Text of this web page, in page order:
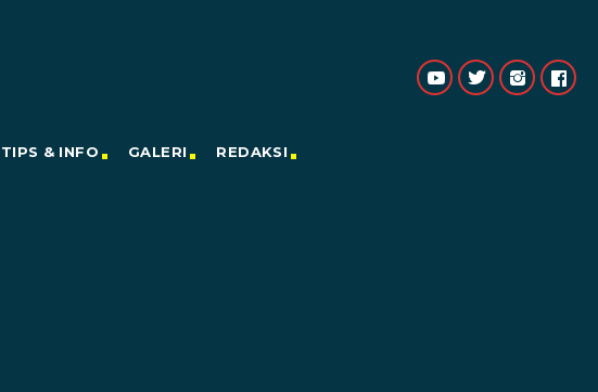
TIPS & INFO GALERI REDAKSI